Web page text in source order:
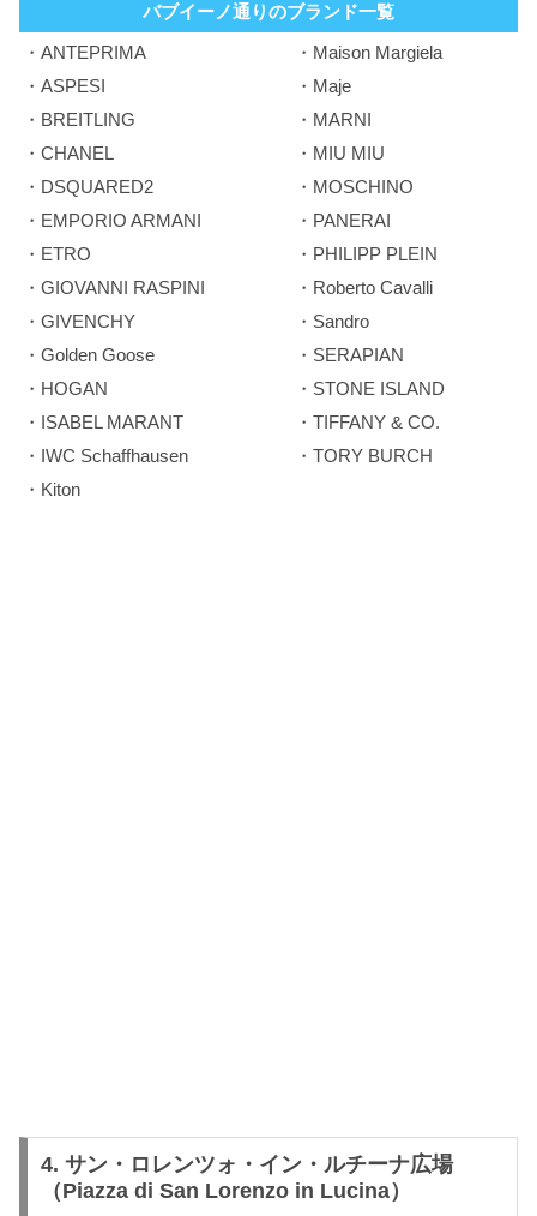
バブイーノ通りのブランド一覧
・ANTEPRIMA
・ASPESI
・BREITLING
・CHANEL
・DSQUARED2
・EMPORIO ARMANI
・ETRO
・GIOVANNI RASPINI
・GIVENCHY
・Golden Goose
・HOGAN
・ISABEL MARANT
・IWC Schaffhausen
・Kiton
・Maison Margiela
・Maje
・MARNI
・MIU MIU
・MOSCHINO
・PANERAI
・PHILIPP PLEIN
・Roberto Cavalli
・Sandro
・SERAPIAN
・STONE ISLAND
・TIFFANY & CO.
・TORY BURCH
4. サン・ロレンツォ・イン・ルチーナ広場
（Piazza di San Lorenzo in Lucina）